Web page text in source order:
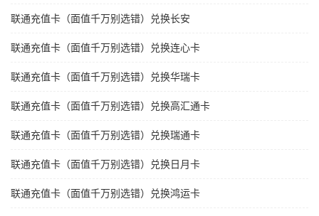
联通充值卡（面值千万别选错）兑换长安
联通充值卡（面值千万别选错）兑换连心卡
联通充值卡（面值千万别选错）兑换华瑞卡
联通充值卡（面值千万别选错）兑换高汇通卡
联通充值卡（面值千万别选错）兑换瑞通卡
联通充值卡（面值千万别选错）兑换日月卡
联通充值卡（面值千万别选错）兑换鸿运卡